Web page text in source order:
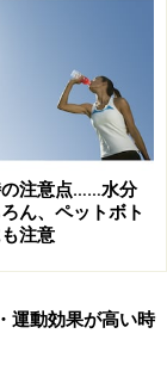
就寝直前まで
てしまい、な
ったりといっ
まっていないと
活リズムが崩れ
らにカフェイ
就寝直前の食
うにしましょ
注意点……水分
ん、ペットボト
注意
運動効果が高い時